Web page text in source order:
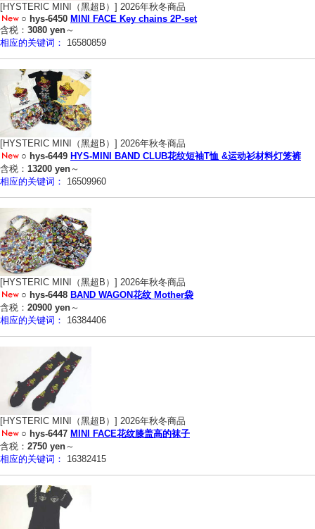
[HYSTERIC MINI（黑超B）] 2026年秋冬商品
○ hys-6450 MINI FACE Key chains 2P-set
含税： 3080 yen～
相应的关键词：
16580859
[HYSTERIC MINI（黑超B）] 2026年秋冬商品
○ hys-6449 HYS-MINI BAND CLUB花纹短袖T恤 &运动衫材料灯笼裤
含税： 13200 yen～
相应的关键词：
16509960
[HYSTERIC MINI（黑超B）] 2026年秋冬商品
○ hys-6448 BAND WAGON花纹 Mother袋
含税： 20900 yen～
相应的关键词：
16384406
[HYSTERIC MINI（黑超B）] 2026年秋冬商品
○ hys-6447 MINI FACE花纹膝盖高的袜子
含税： 2750 yen～
相应的关键词：
16382415